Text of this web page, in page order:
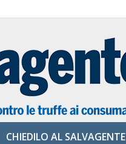
CHIEDILO AL SALVAGENTE